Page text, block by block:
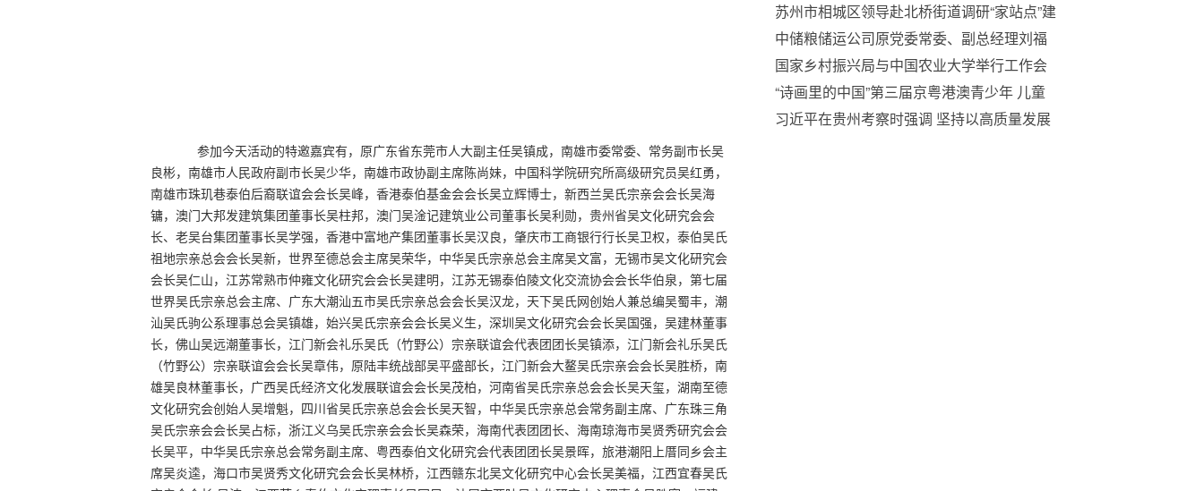
参加今天活动的特邀嘉宾有，原广东省东莞市人大副主任吴镇成，南雄市委常委、常务副市长吴
良彬，南雄市人民政府副市长吴少华，南雄市政协副主席陈尚妹，中国科学院研究所高级研究员吴红勇，
南雄市珠玑巷泰伯后裔联谊会会长吴峰，香港泰伯基金会会长吴立辉博士，新西兰吴氏宗亲会会长吴海
镛，澳门大邦发建筑集团董事长吴柱邦，澳门吴淦记建筑业公司董事长吴利勋，贵州省吴文化研究会会
长、老吴台集团董事长吴学强，香港中富地产集团董事长吴汉良，肇庆市工商银行行长吴卫权，泰伯吴氏
祖地宗亲总会会长吴新，世界至德总会主席吴荣华，中华吴氏宗亲总会主席吴文富，无锡市吴文化研究会
会长吴仁山，江苏常熟市仲雍文化研究会会长吴建明，江苏无锡泰伯陵文化交流协会会长华伯泉，第七届
世界吴氏宗亲总会主席、广东大潮汕五市吴氏宗亲总会会长吴汉龙，天下吴氏网创始人兼总编吴蜀丰，潮
汕吴氏驹公系理事总会吴镇雄，始兴吴氏宗亲会会长吴义生，深圳吴文化研究会会长吴国强，吴建林董事
长，佛山吴远潮董事长，江门新会礼乐吴氏（竹野公）宗亲联谊会代表团团长吴镇添，江门新会礼乐吴氏
（竹野公）宗亲联谊会会长吴章伟，原陆丰统战部吴平盛部长，江门新会大鳌吴氏宗亲会会长吴胜桥，南
雄吴良林董事长，广西吴氏经济文化发展联谊会会长吴茂柏，河南省吴氏宗亲总会会长吴天玺，湖南至德
文化研究会创始人吴增魁，四川省吴氏宗亲总会会长吴天智，中华吴氏宗亲总会常务副主席、广东珠三角
吴氏宗亲会会长吴占标，浙江义乌吴氏宗亲会会长吴森荣，海南代表团团长、海南琼海市吴贤秀研究会会
长吴平，中华吴氏宗亲总会常务副主席、粤西泰伯文化研究会代表团团长吴景晖，旅港潮阳上厝同乡会主
席吴炎逵，海口市吴贤秀文化研究会会长吴林桥，江西赣东北吴文化研究中心会长吴美福，江西宜春吴氏
踪”助力扎根军营
苏州市相城区领导赴北桥街道调研“家站点”建
设情况
中储粮储运公司原党委常委、副总经理刘福
群被开除党籍
国家乡村振兴局与中国农业大学举行工作会
商
“诗画里的中国”第三届京粤港澳青少年 儿童
诗歌节暨第五届北京·粤港澳大湾区 儿童艺术
习近平在贵州考察时强调 坚持以高质量发展